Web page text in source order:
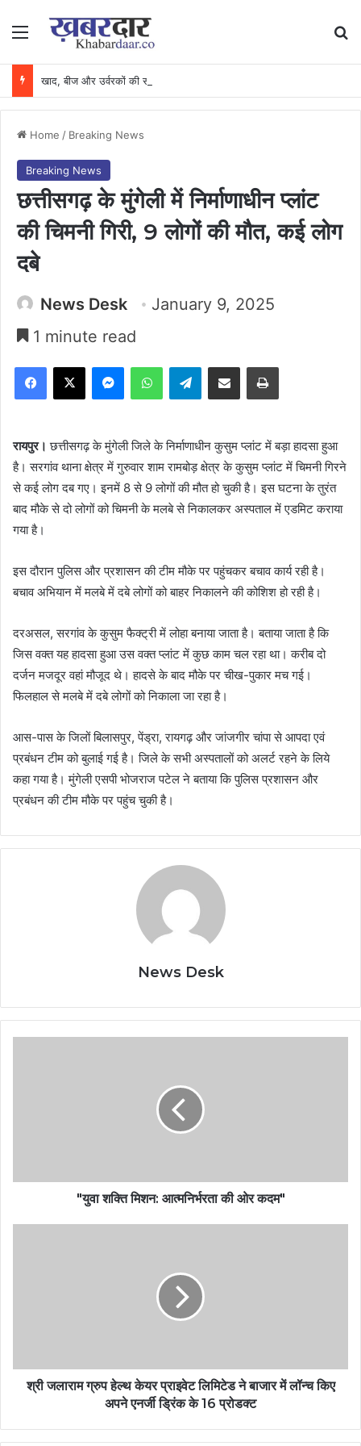
Menu
Home / Breaking News
Breaking News
छत्तीसगढ़ के मुंगेली में निर्माणाधीन प्लांट
की चिमनी गिरी, 9 लोगों की मौत, कई लोग
दबे
News Desk
January 9, 2025
1 minute read
Facebook
X MessengerWhatsAppTelegramShare via Email Print
रायपुर। छत्तीसगढ़ के मुंगेली जिले के निर्माणाधीन कुसुम प्लांट में बड़ा हादसा हुआ
है। सरगांव थाना क्षेत्र में गुरुवार शाम रामबोड़ क्षेत्र के कुसुम प्लांट में चि​मनी गिरने
से कई लोग दब गए। इनमें 8 से 9 लोगों की मौत हो चुकी है। इस घटना के तुरंत
बाद मौके से दो लोगों को चिमनी के मलबे से निकालकर अस्पताल में एडमिट कराया
गया है।
इस दौरान पुलिस और प्रशासन की टीम मौके पर पहुंचकर बचाव कार्य रही है।
बचाव अभियान में मलबे में दबे लोगों को बाहर निकालने की कोशिश हो रही है।
दरअसल, सरगांव के कुसुम फैक्ट्री में लोहा बनाया जाता है। बताया जाता है कि
जिस वक्त यह हादसा हुआ उस वक्त प्लांट में कुछ काम चल रहा था। करीब दो
दर्जन मजदूर वहां मौजूद थे। हादसे के बाद मौके पर चीख-पुकार मच गई।
फिलहाल से मलबे में दबे लोगों को निकाला जा रहा है।
आस-पास के जिलों बिलासपुर, पेंड्रा, रायगढ़ और जांजगीर चांपा से आपदा एवं
प्रबंधन टीम को बुलाई गई है। जिले के सभी अस्पतालों को अलर्ट रहने के लिये
कहा गया है। मुंगेली एसपी भोजराज पटेल ने बताया कि पुलिस प्रशासन और
प्रबंधन की टीम मौके पर पहुंच चुकी है।
News Desk
"युवा शक्ति मिशन: आत्मनिर्भरता की ओर कदम"
श्री जलाराम ग्रुप हेल्थ केयर प्राइवेट लिमिटेड ने बाजार में लॉन्च किए
अपने एनर्जी ड्रिंक के 16 प्रोडक्ट